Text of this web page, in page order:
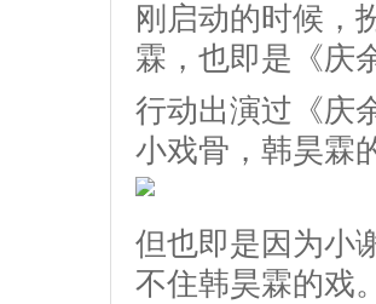
刚启动的时候，
霖，也即是《庆
行动出演过《庆
小戏骨，韩昊霖
但也即是因为小
不住韩昊霖的戏